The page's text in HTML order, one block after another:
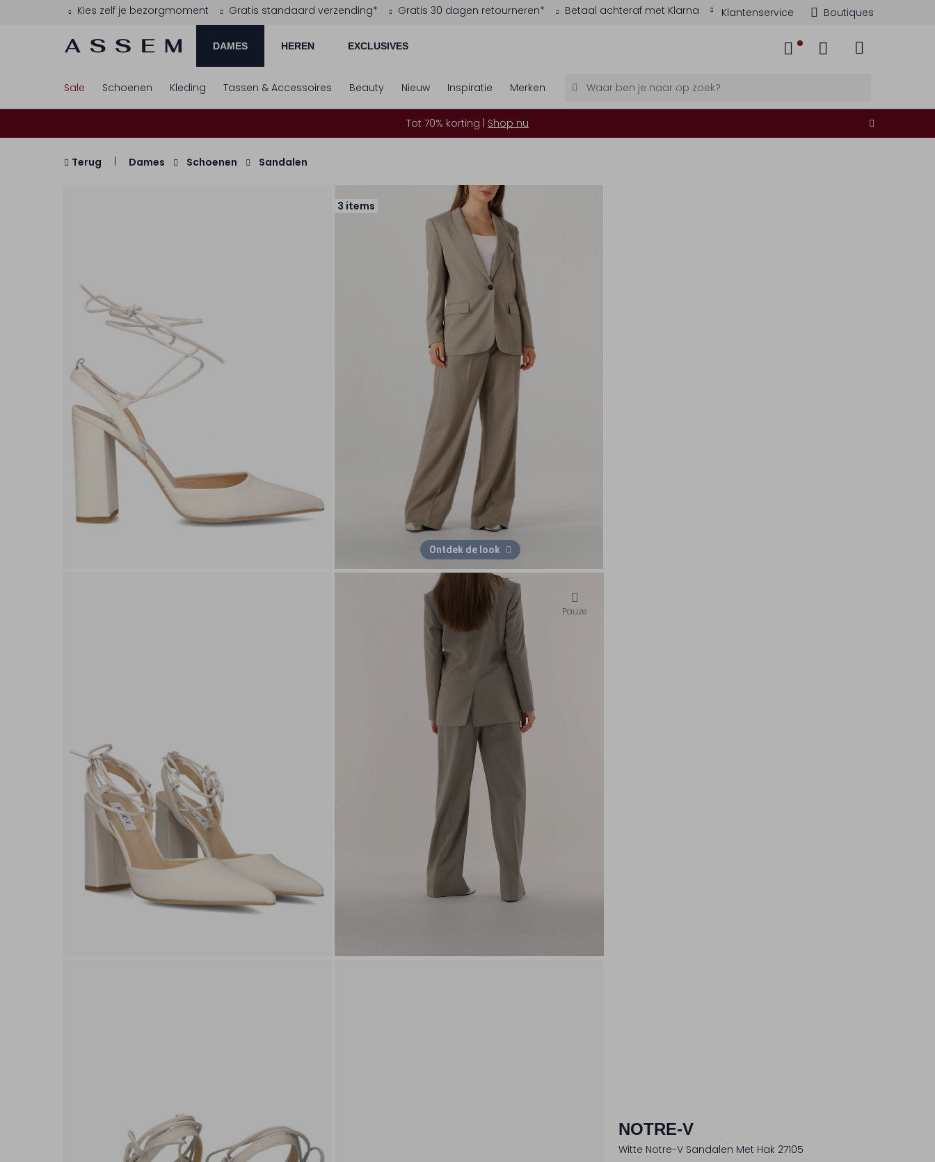
Kies zelf je bezorgmoment Gratis standaard verzending* Gratis 30 dagen retourneren* Betaal achteraf met Klarna Klantenservice Boutiques
DAMES HEREN EXCLUSIVES
Sale Schoenen Kleding Tassen & Accessoires Beauty Nieuw Inspiratie Merken
Tot 70% korting | Shop nu
Terug Dames Schoenen Sandalen
3 items
Ontdek de look
Pauze
NOTRE-V
Witte Notre-V Sandalen Met Hak 27105